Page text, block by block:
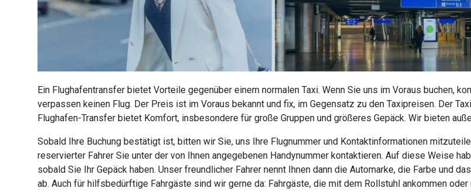
Ein Flughafentransfer bietet Vorteile gegenüber einem normalen Taxi. Wenn Sie uns im Voraus buchen,
verpassen keinen Flug. Der Preis ist im Voraus bekannt und fix, im Gegensatz zu den Taxipreisen. Der
Flughafen-Transfer bietet Komfort, insbesondere für große Gruppen und größeres Gepäck. Wir bieten
Sobald Ihre Buchung bestätigt ist, bitten wir Sie, uns Ihre Flugnummer und Kontaktinformationen
reservierter Fahrer Sie unter der von Ihnen angegebenen Handynummer kontaktieren. Auf diese Weise
sobald Sie Ihr Gepäck haben. Unser freundlicher Fahrer nennt Ihnen dann die Automarke, die Farbe und
ab. Auch für hilfsbedürftige Fahrgäste sind wir gerne da: Fahrgäste, die mit dem Rollstuhl ankommen